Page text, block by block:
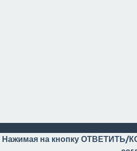
Нажимая на кнопку